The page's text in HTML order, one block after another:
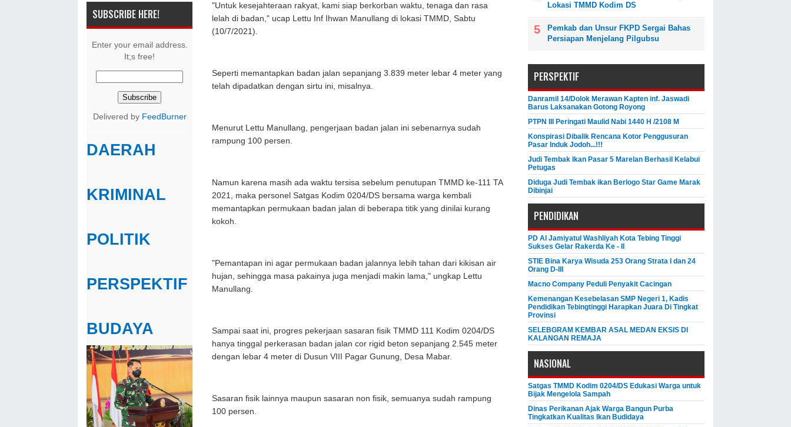
SUBSCRIBE HERE!
Enter your email address.
It;s free!
Delivered by FeedBurner
DAERAH
KRIMINAL
POLITIK
PERSPEKTIF
BUDAYA
"Untuk kesejahteraan rakyat, kami siap berkorban waktu, tenaga dan rasa
lelah di badan," ucap Lettu Inf Ihwan Manullang di lokasi TMMD, Sabtu
(10/7/2021).
Seperti memantapkan badan jalan sepanjang 3.839 meter lebar 4 meter yang
telah dipadatkan dengan sirtu ini, misalnya.
Menurut Lettu Manullang, pengerjaan badan jalan ini sebenarnya sudah
rampung 100 persen.
Namun karena masih ada waktu tersisa sebelum penutupan TMMD ke-111 TA
2021, maka personel Satgas Kodim 0204/DS bersama warga kembali
memantapkan permukaan badan jalan di beberapa titik yang dinilai kurang
kokoh.
"Pemantapan ini agar permukaan badan jalannya lebih tahan dari kikisan air
hujan, sehingga masa pakainya juga menjadi makin lama," ungkap Lettu
Manullang.
Sampai saat ini, progres pekerjaan sasaran fisik TMMD 111 Kodim 0204/DS
hanya tinggal perkerasan badan jalan cor rigid beton sepanjang 2.545 meter
dengan lebar 4 meter di Dusun VIII Pagar Gunung, Desa Mabar.
Sasaran fisik lainnya maupun sasaran non fisik, semuanya sudah rampung
100 persen.
Lokasi TMMD Kodim DS
Pemkab dan Unsur FKPD Sergai Bahas
Persiapan Menjelang Pilgubsu
PERSPEKTIF
Danramil 14/Dolok Merawan Kapten inf. Jaswadi
Barus Laksanakan Gotong Royong
PTPN III Peringati Maulid Nabi 1440 H /2108 M
Konspirasi Dibalik Rencana Kotor Penggusuran
Pasar Induk Jodoh...!!!
Judi Tembak Ikan Pasar 5 Marelan Berhasil Kelabui
Petugas
Diduga Judi Tembak ikan Berlogo Star Game Marak
Dibinjai
PENDIDIKAN
PD Al Jamiyatul Washliyah Kota Tebing Tinggi
Sukses Gelar Rakerda Ke - II
STIE Bina Karya Wisuda 253 Orang Strata I dan 24
Orang D-III
Macno Company Peduli Penyakit Cacingan
Kemenangan Kesebelasan SMP Negeri 1, Kadis
Pendidikan Tebingtinggi Harapkan Juara Di Tingkat
Provinsi
SELEBGRAM KEMBAR ASAL MEDAN EKSIS DI
KALANGAN REMAJA
NASIONAL
Satgas TMMD Kodim 0204/DS Edukasi Warga untuk
Bijak Mengelola Sampah
Dinas Perikanan Ajak Warga Bangun Purba
Tingkatkan Kualitas Ikan Budidaya